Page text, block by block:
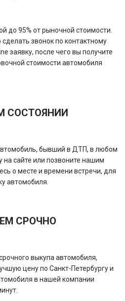
до 95% от рыночной стоимости.
звонок по контактному
заявку, после чего вы получите
стоимости автомобиля
СОСТОЯНИИ
бывший в ДТП, в любом
на сайте или позвоните нашим
о месте и времени встречи, для
автомобиля.
СРОЧНО
выкупа автомобиля,
цену по Санкт-Петербургу и
в нашей компании